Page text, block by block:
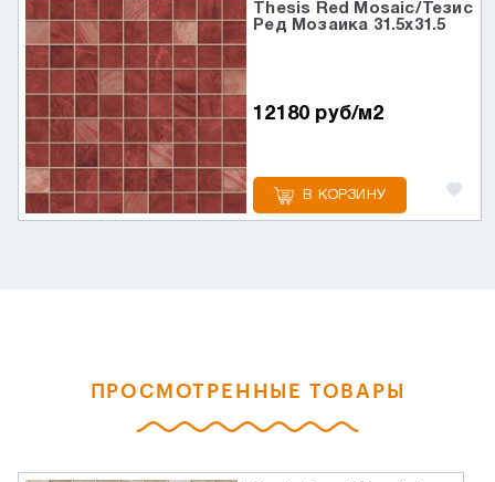
Thesis Red Mosaic/Тезис
Ред Мозаика 31.5x31.5
12180 руб/м2
В КОРЗИНУ
ПРОСМОТРЕННЫЕ ТОВАРЫ